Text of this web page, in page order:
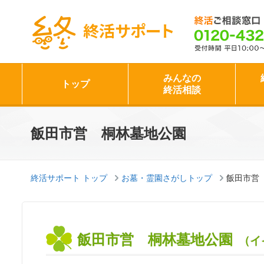
終活サポート
トップ
みんなの
終活相談
飯田市営 桐林墓地公園
終活サポート トップ お墓・霊園さがしトップ 飯田市営
飯田市営 桐林墓地公園 （